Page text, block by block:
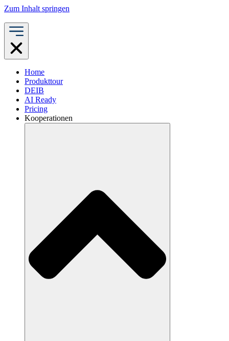
Zum Inhalt springen
Home
Produkttour
DEIB
AI Ready
Pricing
Kooperationen